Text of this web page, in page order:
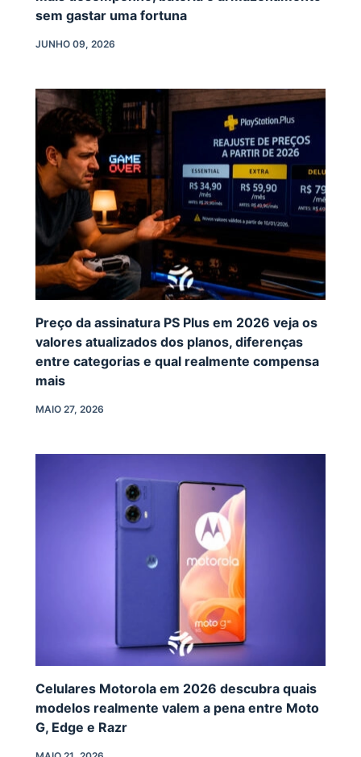
sem gastar uma fortuna
JUNHO 09, 2026
Preço da assinatura PS Plus em 2026 veja os
valores atualizados dos planos, diferenças
entre categorias e qual realmente compensa
mais
MAIO 27, 2026
Celulares Motorola em 2026 descubra quais
modelos realmente valem a pena entre Moto
G, Edge e Razr